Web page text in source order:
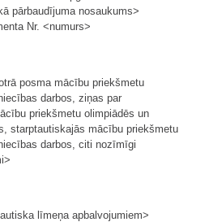
pārbaudījuma nosaukums>
Nr. <numurs>
posma mācību priekšmetu
darbos, ziņas par
priekšmetu olimpiādēs un
starptautiskajās mācību priekšmetu
darbos, citi nozīmīgi
līmeņa apbalvojumiem>